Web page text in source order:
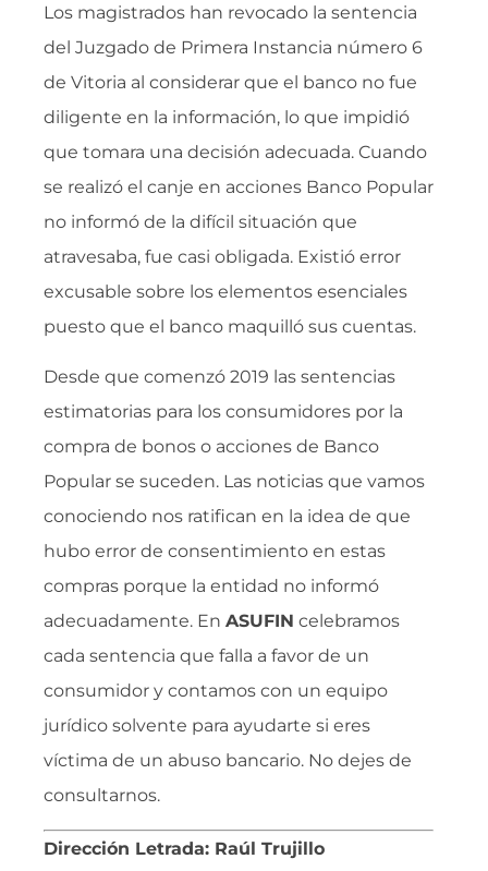
Los magistrados han revocado la sentencia
del Juzgado de Primera Instancia número 6
de Vitoria al considerar que el banco no fue
diligente en la información, lo que impidió
que tomara una decisión adecuada. Cuando
se realizó el canje en acciones Banco Popular
no informó de la difícil situación que
atravesaba, fue casi obligada. Existió error
excusable sobre los elementos esenciales
puesto que el banco maquilló sus cuentas.
Desde que comenzó 2019 las sentencias
estimatorias para los consumidores por la
compra de bonos o acciones de Banco
Popular se suceden. Las noticias que vamos
conociendo nos ratifican en la idea de que
hubo error de consentimiento en estas
compras porque la entidad no informó
adecuadamente. En ASUFIN celebramos
cada sentencia que falla a favor de un
consumidor y contamos con un equipo
jurídico solvente para ayudarte si eres
víctima de un abuso bancario. No dejes de
consultarnos.
Dirección Letrada: Raúl Trujillo